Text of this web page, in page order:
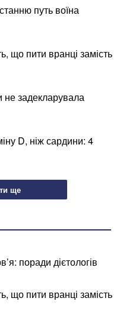
путь воїна
що пити вранці замість
не задекларувала
D, ніж сардини: 4
ще
поради дієтологів
що пити вранці замість